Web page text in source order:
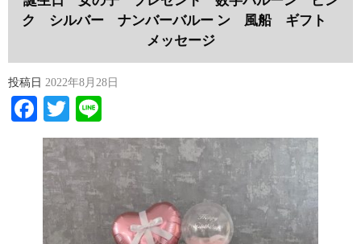
ク シルバー ナンバーバルー ン 風船 ギフト
メッセージ
投稿日 2022年8月28日
Facebook
Twitter